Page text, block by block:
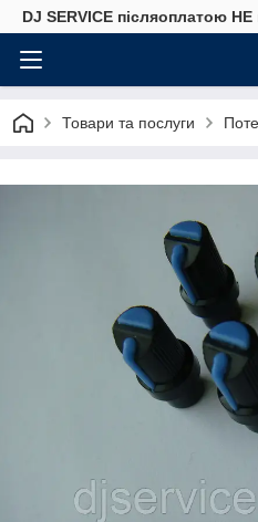
DJ SERVICE пiсляоплатою
Товари та послуги